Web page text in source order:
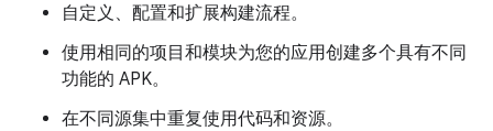
自定义、配置和扩展构建流程。
使用相同的项目和模块为您的应用创建多个具有不同
功能的 APK。
在不同源集中重复使用代码和资源。